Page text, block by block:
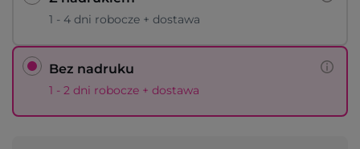
1 - 4 dni robocze + dostawa
Bez nadruku
1 - 2 dni robocze + dostawa